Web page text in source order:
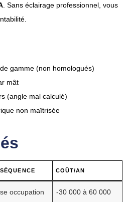
. Sans éclairage professionnel, vous
gamme (non homologués)
mât
(angle mal calculé)
non maîtrisée
COÛT/AN
occupation
-30 000 à 60 000